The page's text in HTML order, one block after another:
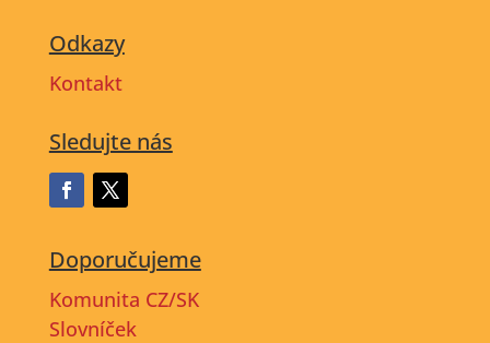
Odkazy
Kontakt
Sledujte nás
Doporučujeme
Komunita CZ/SK
Slovníček